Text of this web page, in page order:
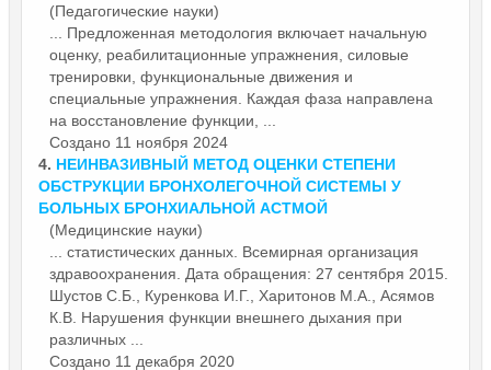
(Педагогические науки)
... Предложенная методология включает начальную
оценку, реабилитационные упражнения, силовые
тренировки, функциональные движения и
специальные упражнения. Каждая фаза направлена
на восстановление функции
Создано 11 ноября 2024
4. НЕИНВАЗИВНЫЙ МЕТОД ОЦЕНКИ СТЕПЕНИ
ОБСТРУКЦИИ БРОНХОЛЕГОЧНОЙ СИСТЕМЫ У
БОЛЬНЫХ БРОНХИАЛЬНОЙ ACTMОЙ
(Медицинские науки)
... статистических данных. Всемирная организация
здравоохранения. Дата обращения: 27 сентября 2015.
Шустов С.Б., Куренкова И.Г., Харитонов М.А., Асямов
К.В. Нарушения функции внешнего дыхания при
различных ...
Создано 11 декабря 2020